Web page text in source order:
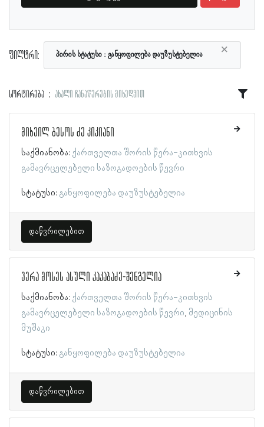
ფილტრი: ×
პირის სტატუსი განყოფილება დაუზუსტებელია
სორტირება ახალი ჩანაწერების მიხედვით
მიხეილ ბესოს ძე კიკიანი
საქმიანობა: ქართველთა შორის წერა-კითხვის
გამავრცელებელი საზოგადოების წევრი
სტატუსი: განყოფილება დაუზუსტებელია
დაწვრილებით
ვერა მოსეს ასული კაკაბაძე-შენგელია
საქმიანობა: ქართველთა შორის წერა-კითხვის
გამავრცელებელი საზოგადოების წევრი მედიცინის
მუშაკი
სტატუსი: განყოფილება დაუზუსტებელია
დაწვრილებით